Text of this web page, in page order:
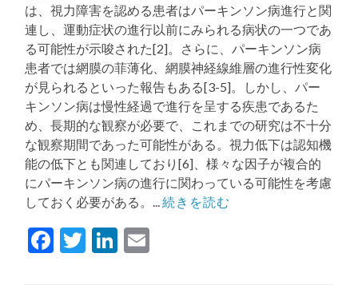
は、視力障害を認める患者はパーキンソン病進行と関
連し、運動症状の進行以前にみられる病状の一つであ
る可能性が示唆された[2]。さらに、パーキンソン病
患者では網膜の菲薄化、網膜神経線維層の進行性変化
が見られるといった報告もある[3-5]。しかし、パー
キンソン病は慢性経過で進行を呈する疾患であるた
め、長期的な観察が必要で、これまでの研究は不十分
な観察期間であった可能性がある。視力低下は認知機
能の低下とも関連しており[6]、様々な因子が複合的
にパーキンソン病の進行に関わっている可能性を考慮
しておく必要がある。...続きを読む
Facebook
TwitterLinkedIn